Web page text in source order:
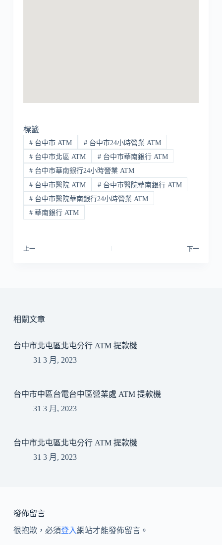
標籤
#台中市 ATM #台中市24小時營業 ATM
#台中市北區 ATM #台中市華南銀行 ATM
#台中市華南銀行24小時營業 ATM
#台中市醫院 ATM #台中市醫院華南銀行 ATM
#台中市醫院華南銀行24小時營業 ATM
#華南銀行 ATM
上一 下一
相關文章
台中市北屯區北屯分行 ATM 提款機
31 3 月, 2023
台中市中區台電台中區營業處 ATM 提款機
31 3 月, 2023
台中市北屯區北屯分行 ATM 提款機
31 3 月, 2023
發佈留言
很抱歉，必須登入網站才能發佈留言。